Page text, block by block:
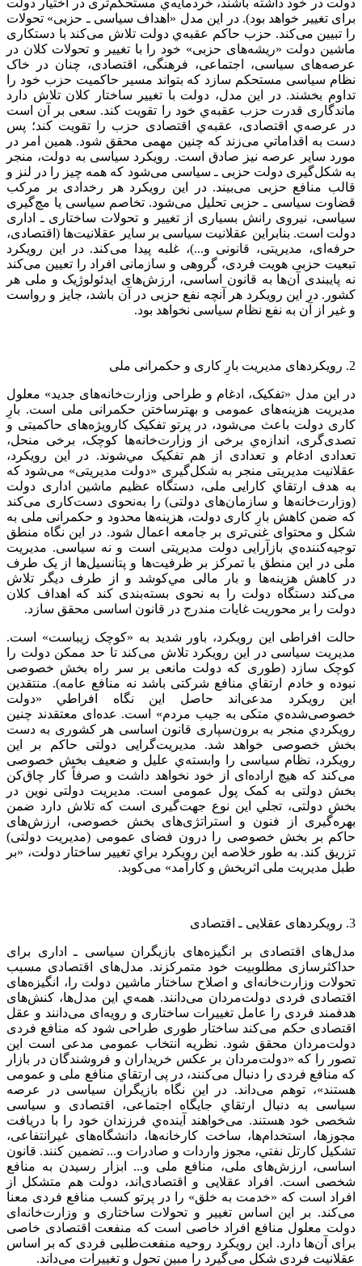
برای تغییر خواهد بود). در این مدل «اهداف سیاسی ـ حزبی» تحولات
را تبیین می‌کند. حزب حاکم عقبه‌ي دولت تلاش می‌کند با دستکاری
ماشین دولت «ریشه‌های حزبی» خود را با تغییر و تحولات کلان در
عرصه‌های سیاسی، اجتماعی، فرهنگی، اقتصادی، چنان در خاک
نظام سیاسی مستحکم سازد که بتواند مسیر حاکمیت حزب خود را
تداوم بخشند. در این مدل، دولت با تغییر ساختار کلان تلاش دارد
ماندگاری قدرت حزب عقبه‌ي خود را تقویت کند. سعی بر آن است
در عرصه‌ي اقتصادی، عقبه‌ي اقتصادی حزب را تقویت کند؛ پس
دست به اقداماتي می‌زند که چنین مهمی محقق شود. همین امر در
مورد سایر عرصه نیز صادق است. رویکرد سیاسی به دولت، منجر
به شکل‌گیری دولت حزبی ـ سیاسی می‌شود که همه چیز را در لنز و
قالب منافع حزبی می‌بیند. در این رویکرد هر رخدادی بر مرکب
قضاوت سیاسی‌ ـ حزبی تحلیل می‌شود. تخاصم سیاسی یا مچ‌گیری
سیاسی، نیروی رانش بسیاری از تغییر و تحولات ساختاری ـ اداری
دولت است. بنابراین عقلانیت سیاسی بر سایر عقلانیت‌ها (اقتصادی،
حرفه‌ای، مدیریتی، قانونی و...)، غلبه پیدا می‌کند. در این رویکرد
تبعیت حزبی هویت فردی، گروهی و سازمانی افراد را تعیین می‌کند
نه پایبندی آن‌ها به قانون اساسی، ارزش‌های ایدئولوژیک و ملی هر
کشور. در این رویکرد هر آنچه نفع حزبی در آن باشد، جایز و رواست
و غیر از آن به نفع نظام سیاسی نخواهد بود.
2. رویکردهای مدیریت بارِ کاری و حکمرانی ملی
در این مدل «تفکیک، ادغام و طراحی وزارت‌خانه‌های جدید» معلول
مدیریت هزینه‌های عمومی و بهترساختن حکمرانی ملی است. بارِ
کاری دولت باعث می‌شود، در پرتو تفکیک کارویژه‌های حاکمیتی و
تصدی‌گری، اندازه‌ي برخی از وزارت‌خانه‌ها کوچک، برخی منحل،
تعدادی ادغام و تعدادی از هم تفکیک مي‌شوند. در این رویکرد،
عقلانیت مدیریتی منجر به شکل‌گیری «دولت مدیریتی» می‌شود که
به هدف ارتقاي کارایی ملی، دستگاه عظیم ماشین اداری دولت
(وزارت‌خانه‌ها و سازمان‌های دولتی) را به‌نحوی دست‌کاری می‌کند
که ضمن کاهش بارِ کاری دولت، هزینه‌ها محدود و حکمرانی ملی به
شکل و محتوای غنی‌تری بر جامعه اعمال شود. در این نگاه منطق
توجیه‌کننده‌ي بازآرایی دولت مدیریتی است و نه سیاسی. مدیریت
ملی در این منطق با تمرکز بر ظرفیت‌ها و پتانسیل‌ها از یک طرف
در کاهش هزینه‌ها و بار مالی مي‌کوشد و از طرف دیگر تلاش
می‌کند دستگاه دولت را به نحوی بسته‌بندی کند که اهداف کلان
دولت را بر محوریت غایات مندرج در قانون اساسی محقق سازد.
حالت افراطی این رویکرد، باور شدید به «کوچک زیباست» است.
مدیریت سیاسی در این رویکرد تلاش می‌کند تا حد ممکن دولت را
کوچک سازد (طوری که دولت مانعی بر سر راه بخش خصوصی
نبوده و خادم ارتقاي منافع شرکتی باشد نه منافع عامه). منتقدین
این رویکرد مدعی‌اند حاصل این نگاه افراطي «دولت
خصوصی‌شده‌ي متکی به جیب مردم» است. عده‌ای معتقدند چنین
رویکردي منجر به برون‌سپاری قانون اساسی هر کشوری به دست
بخش خصوصی خواهد شد. مدیریت‌گرایی دولتی حاکم بر این
رویکرد، نظام سیاسی را وابسته‌ي علیل و ضعیف بخش خصوصی
می‌کند که هیچ اراده‌ای از خود نخواهد داشت و صرفاً کار چاق‌کن
بخش دولتی به کمک پول عمومی است. مدیریت دولتی نوین در
بخش دولتی، تجلي اين نوع جهت‌‌گیری است که تلاش دارد ضمن
بهره‌گیری از فنون و استراتژی‌های بخش خصوصی، ارزش‌های
حاکم بر بخش خصوصی را درون فضای عمومی (مدیریت دولتی)
تزریق کند. به طور خلاصه این رویکرد براي تغییر ساختار دولت، «بر
طبل مدیریت ملی اثر‌بخش و کارآمد» می‌کوبد.
3. رویکردهای عقلایی ـ اقتصادی
مدل‌های اقتصادی بر انگیزه‌های بازیگران سیاسی ـ اداری برای
حداکثرسازی مطلوبیت خود متمرکزند. مدل‌های اقتصادی مسبب
تحولات وزارت‌خانه‌ای و اصلاح ساختار ماشین دولت را، انگیزه‌های
اقتصادی فردی دولت‌مردان می‌دانند. همه‌ي این مدل‌ها، کنش‌های
هدفمند فردی را عامل تغییرات ساختاری و رویه‌ای می‌دانند و عقل
اقتصادی حکم می‌کند ساختار طوری طراحی شود که منافع فردی
دولت‌مردان محقق شود. نظریه انتخاب عمومی مدعی است این
تصور را که «دولت‌مردان بر عکس خریداران و فروشندگان در بازار
که منافع فردی را دنبال می‌کنند، در پی ارتقاي منافع ملی و عمومی
هستند»، توهم می‌داند. در این نگاه بازیگران سیاسی در عرصه
سیاسی به دنبال ارتقاي جایگاه اجتماعی، اقتصادی و سیاسی
شخصی خود هستند. می‌خواهند آینده‌ي فرزندان خود را با دریافت
مجوزها، استخدام‌ها، ساخت کارخانه‌ها، دانشگاه‌های غیرانتفاعی،
تشکیل کارتل نفتي، مجوز واردات و صادرات و... تضمین کنند. قانون
اساسی، ارزش‌های ملی، منافع ملی و... ابزار رسیدن به منافع
شخصی است. افراد عقلایی و اقتصادی‌اند، دولت هم متشکل از
افراد است که «خدمت به خلق» را در پرتو کسب منافع فردی معنا
می‌کند. بر این اساس تغییر و تحولات ساختاری و وزارت‌خانه‌ای
دولت معلول منافع افراد خاصی است که منفعت اقتصادی خاصی
برای آن‌ها دارد. این رویکرد روحیه منفعت‌طلبی فردی که بر اساس
عقلانیت فردی شکل می‌گیرد را مبین تحول و تغییرات می‌داند.